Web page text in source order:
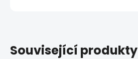
Související produkty